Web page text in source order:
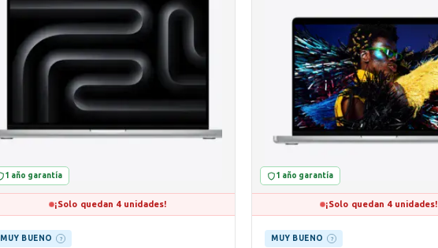
1 año garantía
¡Solo quedan 4 unidades!
MUY BUENO ?
1 año garantía
¡Solo quedan 4 unidades!
MUY BUENO ?